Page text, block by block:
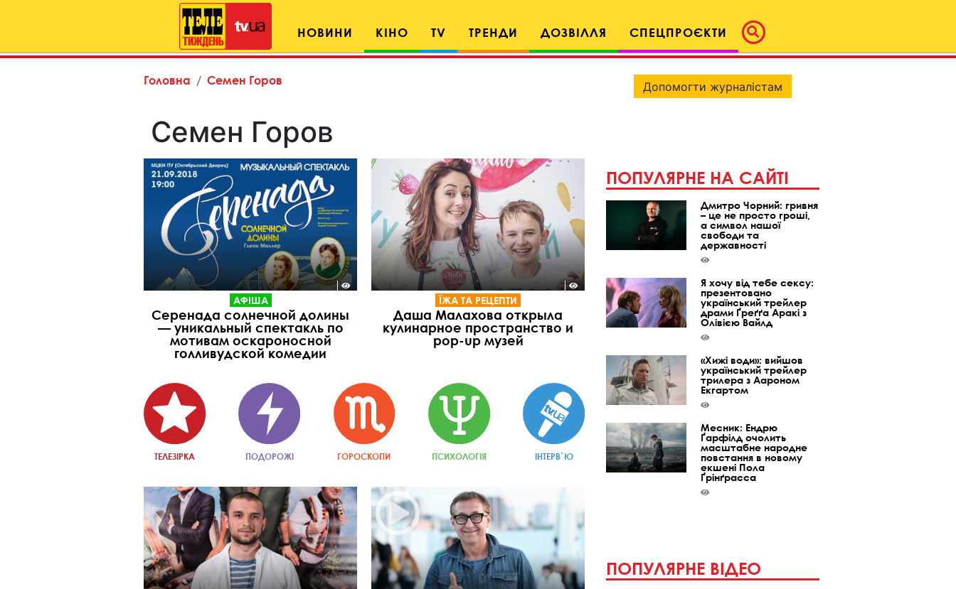
НОВИНИ КІНО TV ТРЕНДИ ДОЗВІЛЛЯ СПЕЦПРОЄКТИ
Головна Семен Горов
Семен Горов
АФІША
Серенада солнечной долины
— уникальный спектакль по
мотивам оскароносной
голливудской комедии
ЇЖА ТА РЕЦЕПТИ
Даша Малахова открыла
кулинарное пространство и
pop-up музей
ТЕЛЕЗІРКА ПОДОРОЖІ ГОРОСКОПИ ПСИХОЛОГІЯ ІНТЕРВ`Ю
Допомогти журналістам
ПОПУЛЯРНЕ НА САЙТІ
Дмитро Чорний: гривня
– це не просто гроші,
а символ нашої
свободи та
державності
Я хочу від тебе сексу:
презентовано
український трейлер
драми Ґреґґа Аракі з
Олівією Вайлд
«Хижі води»: вийшов
український трейлер
трилера з Аароном
Екгартом
Месник: Ендрю
Ґарфілд очолить
масштабне народне
повстання в новому
екшені Пола
Ґрінґрасса
ПОПУЛЯРНЕ ВІДЕО